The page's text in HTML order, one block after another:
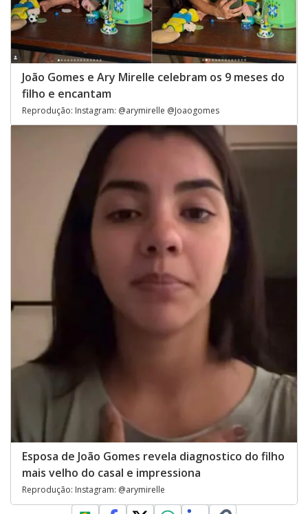
João Gomes e Ary Mirelle celebram os 9 meses do
filho e encantam
Reprodução: Instagram: @arymirelle @Joaogomes
Esposa de João Gomes revela diagnostico do filho
mais velho do casal e impressiona
Reprodução: Instagram: @arymirelle